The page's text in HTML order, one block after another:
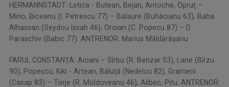
HERMANNSTADT: Letica - Butean, Bejan, Antoche, Opruţ –
Mino, Biceanu (I. Petrescu 77) – Balaure (Buhăcianu 63), Baba
Alhassan (Seydou Issah 46), Oroian (C. Popecu 87) – D.
Paraschiv (Babic 77). ANTRENOR: Marius Măldărășanu
FARUL CONSTANȚA: Aioani – Sîrbu (R. Benzar 53), Larie (Bîrzu
90), Popescu, Kiki - Artean, Băluţă (Nedelcu 82), Grameni
(Casap 83) – Torje (R. Moldoveanu 46), Alibec, Pitu. ANTRENOR: